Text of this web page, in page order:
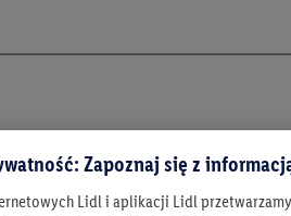
Zapoznaj się z
Lidl i aplikacji Lidl